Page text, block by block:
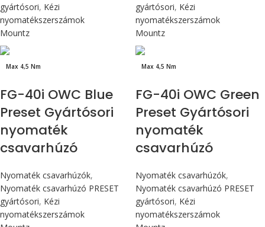
gyártósori, Kézi
nyomatékszerszámok
Mountz
gyártósori, Kézi
nyomatékszerszámok
Mountz
Max 4,5 Nm
FG-40i OWC Blue
Preset Gyártósori
nyomaték
csavarhúzó
Nyomaték csavarhúzók,
Nyomaték csavarhúzó PRESET
gyártósori, Kézi
nyomatékszerszámok
Max 4,5 Nm
FG-40i OWC Green
Preset Gyártósori
nyomaték
csavarhúzó
Nyomaték csavarhúzók,
Nyomaték csavarhúzó PRESET
gyártósori, Kézi
nyomatékszerszámok